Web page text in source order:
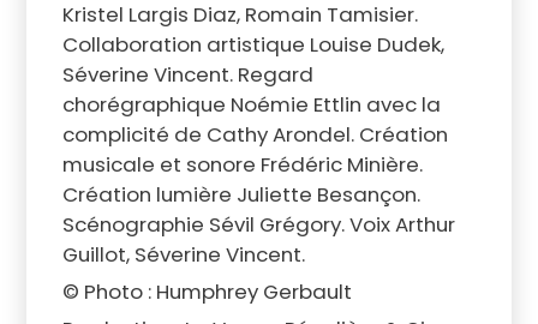
Kristel Largis Diaz, Romain Tamisier.
Collaboration artistique Louise Dudek,
Séverine Vincent. Regard
chorégraphique Noémie Ettlin avec la
complicité de Cathy Arondel. Création
musicale et sonore Frédéric Minière.
Création lumière Juliette Besançon.
Scénographie Sévil Grégory. Voix Arthur
Guillot, Séverine Vincent.
© Photo : Humphrey Gerbault